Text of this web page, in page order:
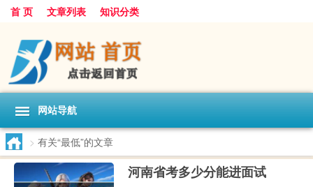
首 页 文章列表 知识分类
网站导航
> 有关“最低”的文章
河南省考多少分能进面试